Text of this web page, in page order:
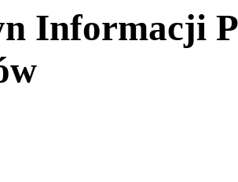
Informacji